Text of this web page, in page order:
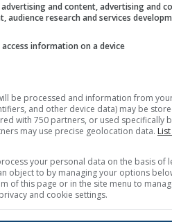
advertising and content, advertising and
audience research and services
information on a device
be processed and information from
and other device data) may be
with 750 partners, or used specifically
may use precise geolocation data.
your personal data on the basis of
object to by managing your options
of this page or in the site menu to
and cookie settings.